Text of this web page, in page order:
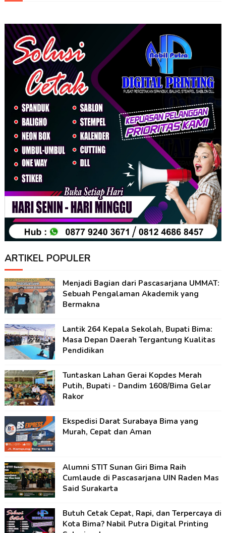
ARTIKEL POPULER
Menjadi Bagian dari Pascasarjana UMMAT:
Sebuah Pengalaman Akademik yang
Bermakna
Lantik 264 Kepala Sekolah, Bupati Bima:
Masa Depan Daerah Tergantung Kualitas
Pendidikan
Tuntaskan Lahan Gerai Kopdes Merah
Putih, Bupati - Dandim 1608/Bima Gelar
Rakor
Ekspedisi Darat Surabaya Bima yang
Murah, Cepat dan Aman
Alumni STIT Sunan Giri Bima Raih
Cumlaude di Pascasarjana UIN Raden Mas
Said Surakarta
Butuh Cetak Cepat, Rapi, dan Terpercaya di
Kota Bima? Nabil Putra Digital Printing